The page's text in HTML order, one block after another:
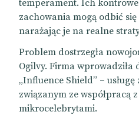
temperament. Ich
zachowania mogą odbić
narażając je na realne
Problem dostrzegła
Ogilvy. Firma wprowadziła
„Influence Shield” –
związanym ze współpracą
mikrocelebrytami.